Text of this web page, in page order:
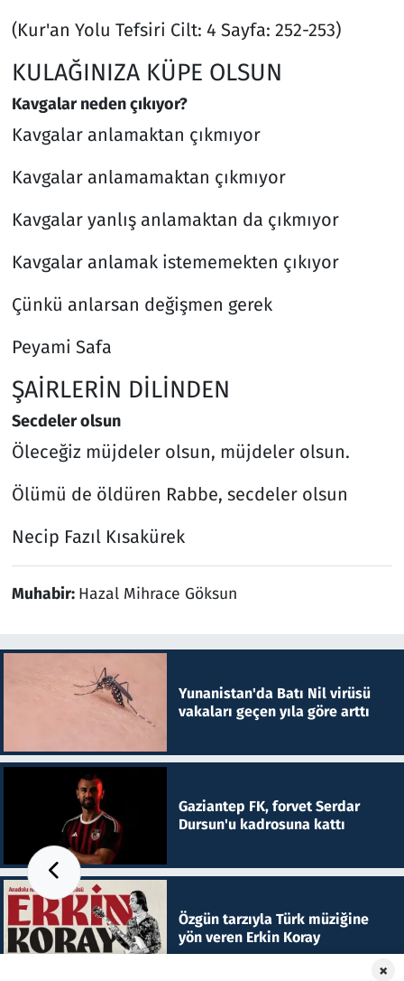
×
(Kur'an Yolu Tefsiri Cilt: 4 Sayfa: 252-253)
KULAĞINIZA KÜPE OLSUN
Kavgalar neden çıkıyor?
Kavgalar anlamaktan çıkmıyor
Kavgalar anlamamaktan çıkmıyor
Kavgalar yanlış anlamaktan da çıkmıyor
Kavgalar anlamak istememekten çıkıyor
Çünkü anlarsan değişmen gerek
Peyami Safa
ŞAİRLERİN DİLİNDEN
Secdeler olsun
Öleceğiz müjdeler olsun, müjdeler olsun.
Ölümü de öldüren Rabbe, secdeler olsun
Necip Fazıl Kısakürek
Muhabir: Hazal Mihrace Göksun
Yunanistan'da Batı Nil virüsü
vakaları geçen yıla göre arttı
Gaziantep FK, forvet Serdar
Dursun'u kadrosuna kattı
Özgün tarzıyla Türk müziğine
yön veren Erkin Koray